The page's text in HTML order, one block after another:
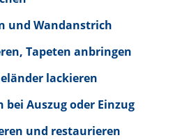
und Wandanstrich
Tapeten anbringen
lackieren
bei Auszug oder Einzug
und restaurieren